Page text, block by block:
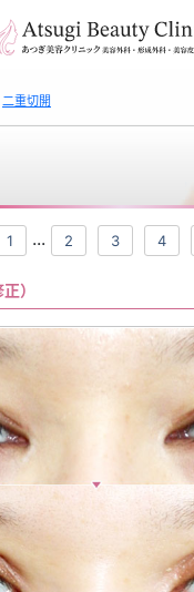
二重切開
1 ... 2 3 4
）